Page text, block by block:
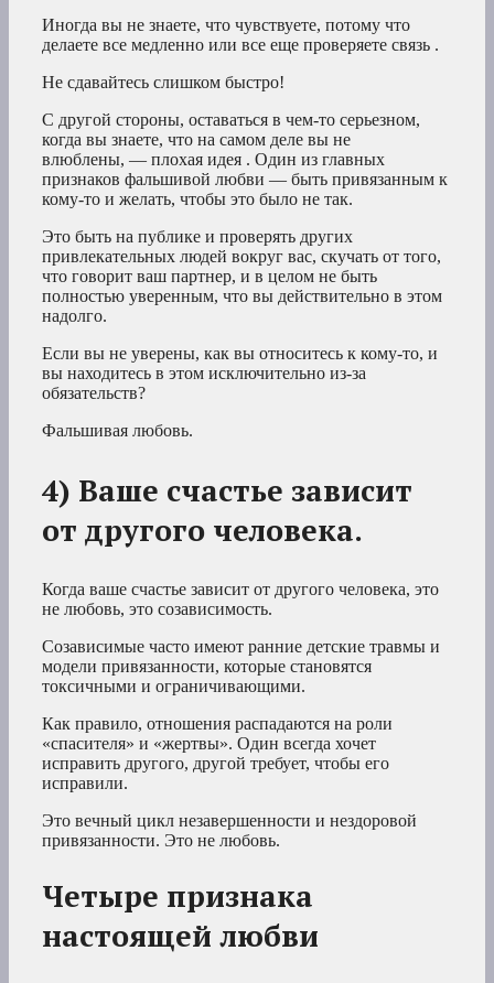
Иногда вы не знаете, что чувствуете, потому что
делаете все медленно или все еще проверяете связь .
Не сдавайтесь слишком быстро!
С другой стороны, оставаться в чем-то серьезном,
когда вы знаете, что на самом деле вы не
влюблены, — плохая идея . Один из главных
признаков фальшивой любви — быть привязанным к
кому-то и желать, чтобы это было не так.
Это быть на публике и проверять других
привлекательных людей вокруг вас, скучать от того,
что говорит ваш партнер, и в целом не быть
полностью уверенным, что вы действительно в этом
надолго.
Если вы не уверены, как вы относитесь к кому-то, и
вы находитесь в этом исключительно из-за
обязательств?
Фальшивая любовь.
4) Ваше счастье зависит
от другого человека.
Когда ваше счастье зависит от другого человека, это
не любовь, это созависимость.
Созависимые часто имеют ранние детские травмы и
модели привязанности, которые становятся
токсичными и ограничивающими.
Как правило, отношения распадаются на роли
«спасителя» и «жертвы». Один всегда хочет
исправить другого, другой требует, чтобы его
исправили.
Это вечный цикл незавершенности и нездоровой
привязанности. Это не любовь.
Четыре признака
настоящей любви